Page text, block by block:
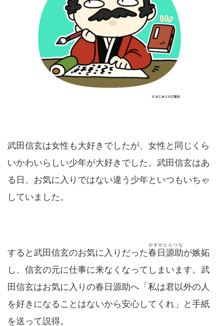
武田信玄は女性も大好きでしたが、女性と同じくら
いかわいらしい少年が大好きでした。武田信玄はあ
る日、お気に入りではない違う少年といつもいちゃ
していました。
すると武田信玄のお気に入りだった春日源助
かすがとらつな
が嫉妬
し、信玄の元に仕事に来なくなってしまいます。武
田信玄はお気に入りの春日源助へ「私は君以外の人
を好きになることはないから安心してくれ」と手紙
を送って説得。